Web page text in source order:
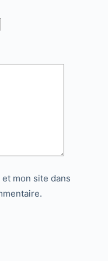
mon site dans